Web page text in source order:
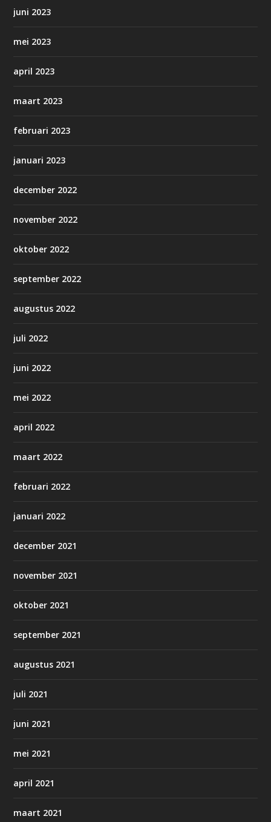
juni 2023
mei 2023
april 2023
maart 2023
februari 2023
januari 2023
december 2022
november 2022
oktober 2022
september 2022
augustus 2022
juli 2022
juni 2022
mei 2022
april 2022
maart 2022
februari 2022
januari 2022
december 2021
november 2021
oktober 2021
september 2021
augustus 2021
juli 2021
juni 2021
mei 2021
april 2021
maart 2021